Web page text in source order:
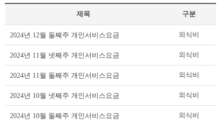
비
요
리
트
제목 구분
2024년 12월 둘째주 개인서비스요금 외식비
2024년 11월 넷째주 개인서비스요금 외식비
2024년 11월 둘째주 개인서비스요금 외식비
2024년 10월 넷째주 개인서비스요금 외식비
2024년 10월 둘째주 개인서비스요금 외식비